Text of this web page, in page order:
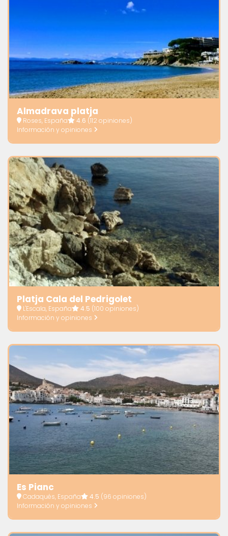
Almadrava platja
Roses, España 4.6 (112 opiniones)
Información y opiniones
Platja Cala del Pedrigolet
L'Escala, España 4.5 (100 opiniones)
Información y opiniones
Es Pianc
Cadaqués, España 4.5 (96 opiniones)
Información y opiniones